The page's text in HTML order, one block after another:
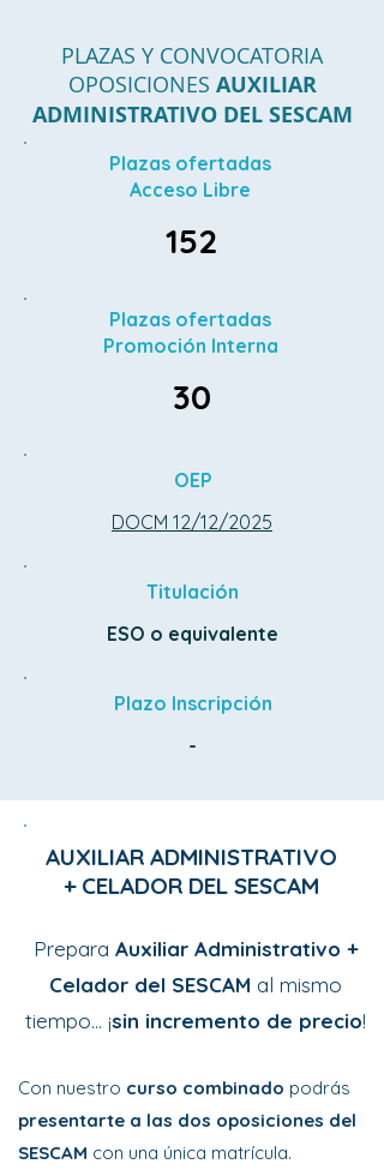
PLAZAS Y CONVOCATORIA
OPOSICIONES AUXILIAR
ADMINISTRATIVO DEL SESCAM
Plazas ofertadas
Acceso Libre
152
Plazas ofertadas
Promoción Interna
30
OEP
DOCM 12/12/2025
Titulación
ESO o equivalente
Plazo Inscripción
-
AUXILIAR ADMINISTRATIVO
+ CELADOR DEL SESCAM
Prepara Auxiliar Administrativo +
Celador del SESCAM al mismo
tiempo… ¡sin incremento de precio!
Con nuestro curso combinado podrás
presentarte a las dos oposiciones del
SESCAM con una única matrícula.